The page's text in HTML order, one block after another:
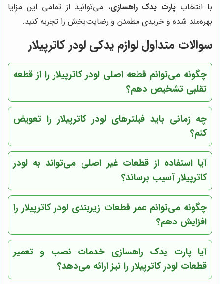
با انتخابپارت یدک راهسازی، می‌توانید از تمامی این مزایا
بهره‌مند شده و خریدی مطمئن و رضایت‌بخش را تجربه کنید.
سوالات متداول لوازم یدکی لودر کاترپیلار
چگونه می‌توانم قطعه اصلی لودر کاترپیلار را از قطعه
تقلبی تشخیص دهم؟
چه زمانی باید فیلترهای لودر کاترپیلار را تعویض
کنم؟
آیا استفاده از قطعات غیر اصلی می‌تواند به لودر
کاترپیلار آسیب برساند؟
چگونه می‌توانم عمر قطعات زیربندی لودر کاترپیلار را
افزایش دهم؟
آیا پارت یدک راهسازی خدمات نصب و تعمیر
قطعات لودر کاترپیلار را نیز ارائه می‌دهد؟